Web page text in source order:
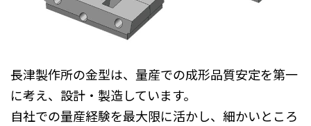
長津製作所の金型は、量産での成形品質安定を第一
に考え、設計・製造しています。
自社での量産経験を最大限に活かし、細かいところ